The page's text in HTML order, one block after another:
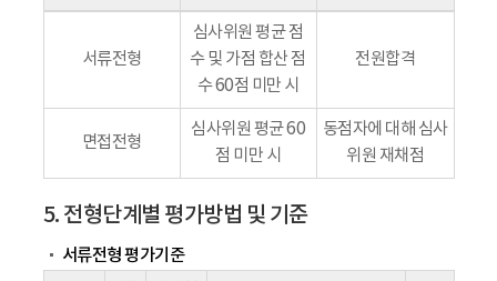
서류전형
심사위원 평균 점
수 및 가점 합산 점
수 60점 미만 시
전원합격
면접전형
심사위원 평균 60
점 미만 시
동점자에 대해 심사
위원 재채점
5. 전형단계별 평가방법 및 기준
서류전형 평가기준